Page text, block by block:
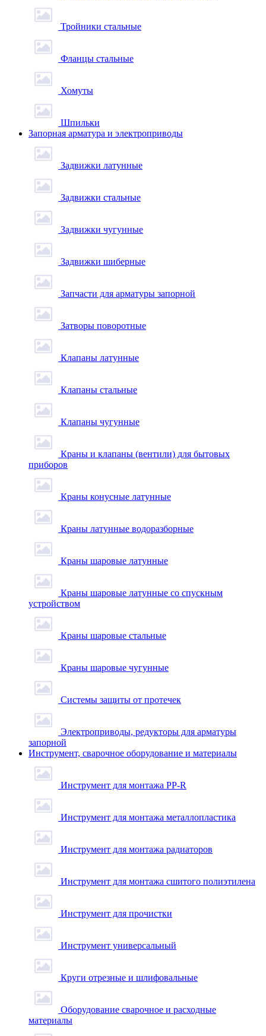
Тройники стальные
Фланцы стальные
Хомуты
Шпильки
Запорная арматура и электроприводы
Задвижки латунные
Задвижки стальные
Задвижки чугунные
Задвижки шиберные
Запчасти для арматуры запорной
Затворы поворотные
Клапаны латунные
Клапаны стальные
Клапаны чугунные
Краны и клапаны (вентили) для бытовых
приборов
Краны конусные латунные
Краны латунные водоразборные
Краны шаровые латунные
Краны шаровые латунные со спускным
устройством
Краны шаровые стальные
Краны шаровые чугунные
Системы защиты от протечек
Электроприводы, редукторы для арматуры
запорной
Инструмент, сварочное оборудование и материалы
Инструмент для монтажа PP-R
Инструмент для монтажа металлопластика
Инструмент для монтажа радиаторов
Инструмент для монтажа сшитого полиэтилена
Инструмент для прочистки
Инструмент универсальный
Круги отрезные и шлифовальные
Оборудование сварочное и расходные
материалы